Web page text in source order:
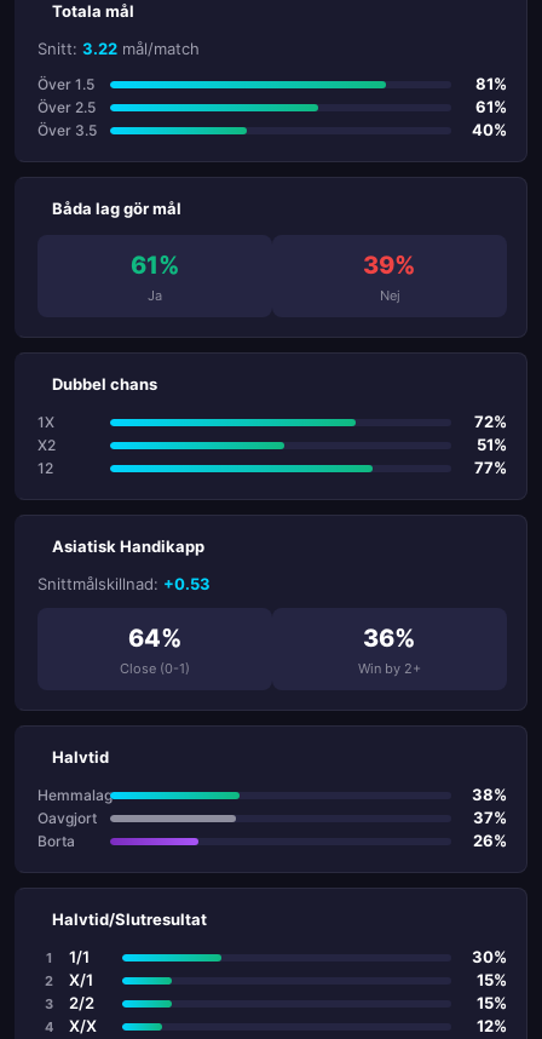
Totala mål
Snitt: 3.22 mål/match
Över 1.5 81%
Över 2.5 61%
Över 3.5 40%
Båda lag gör mål
61%
Ja
39%
Nej
Dubbel chans
1X 72%
X2 51%
12 77%
Asiatisk Handikapp
Snittmålskillnad: +0.53
64%
Close (0-1)
36%
Win by 2+
Halvtid
Hemmalag 38%
Oavgjort 37%
Borta 26%
Halvtid/Slutresultat
1 1/1 30%
2 X/1 15%
3 2/2 15%
4 X/X 12%